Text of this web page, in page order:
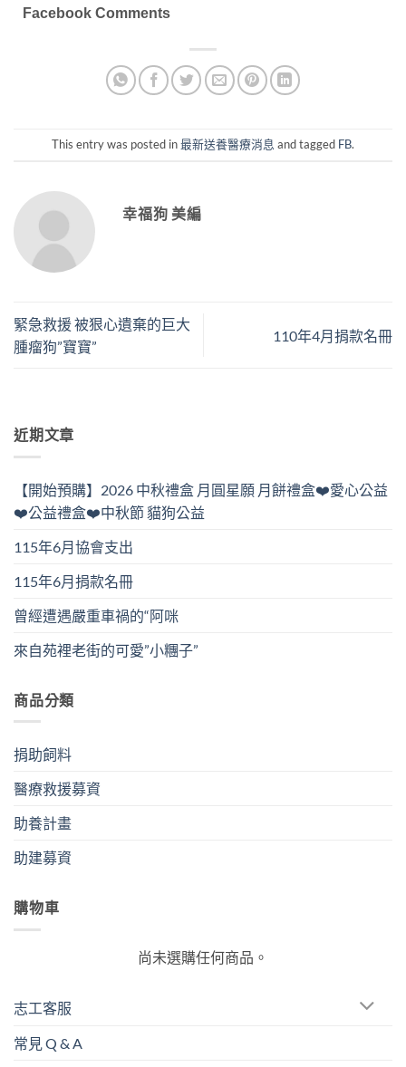
Facebook Comments
This entry was posted in最新送養醫療消息 and tagged FB.
幸福狗 美編
緊急救援 被狠心遺棄的巨大
腫瘤狗”寶寶”
110年4月捐款名冊
近期文章
【開始預購】2026 中秋禮盒 月圓星願 月餅禮盒❤️愛心公益
❤️公益禮盒❤️中秋節 貓狗公益
115年6月協會支出
115年6月捐款名冊
曾經遭遇嚴重車禍的“阿咪
來自苑裡老街的可愛”小糰子”
商品分類
捐助飼料
醫療救援募資
助養計畫
助建募資
購物車
尚未選購任何商品。
志工客服
常見 Q & A